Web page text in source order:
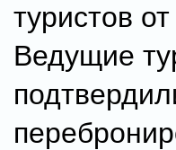
туристов
Ведущие